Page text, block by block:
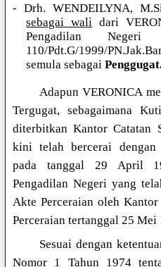
- Drh. WENDEILYNA,
sebagai wali dari
Pengadilan
110/Pdt.G/1999/
semula sebagai
Adapun VERONICA
Tergugat, sebagaimana
diterbitkan Kantor Catatan
kini telah bercerai
pada tanggal 29 April
Pengadilan Negeri yang
Akte Perceraian oleh
Perceraian tertanggal 25 Mei
Sesuai dengan
Nomor 1 Tahun 1974